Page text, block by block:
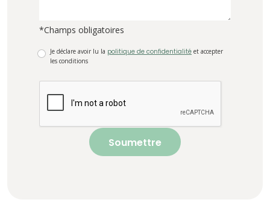
*Champs obligatoires
Je déclare avoir lu la politique de confidentialité et accepter
les conditions
Soumettre